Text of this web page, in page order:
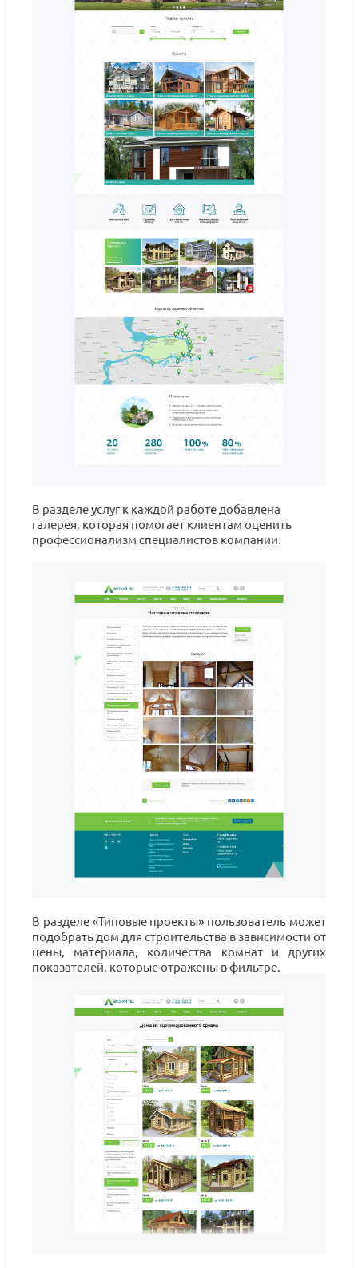
В разделе услуг к каждой работе добавлена
галерея, которая помогает клиентам оценить
профессионализм специалистов компании.
В разделе «Типовые проекты» пользователь может
подобрать дом для строительства в зависимости от
цены, материала, количества комнат и других
показателей, которые отражены в фильтре.